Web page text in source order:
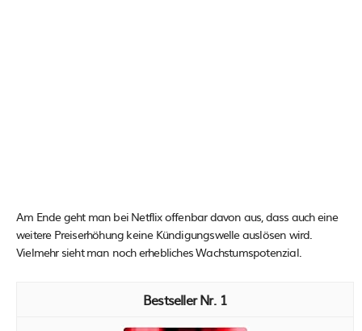
Am Ende geht man bei Netflix offenbar davon aus, dass auch eine
weitere Preiserhöhung keine Kündigungswelle auslösen wird.
Vielmehr sieht man noch erhebliches Wachstumspotenzial.
1